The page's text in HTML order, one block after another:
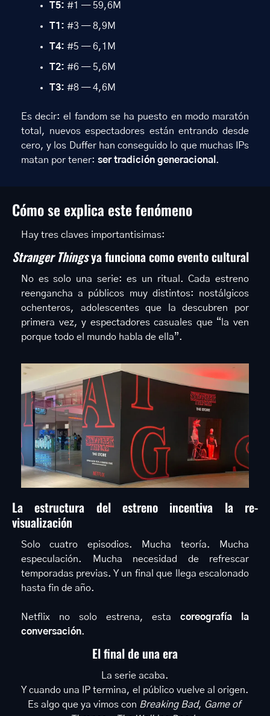
T5: #1 — 59,6M
T1: #3 — 8,9M
T4: #5 — 6,1M
T2: #6 — 5,6M
T3: #8 — 4,6M
Es decir: el fandom se ha puesto en modo maratón
total, nuevos espectadores están entrando desde
cero, y los Duffer han conseguido lo que muchas IPs
matan por tener: ser tradición generacional .
Cómo se explica este fenómeno
Hay tres claves importantisimas:
Stranger Things ya funciona como evento cultural
No es solo una serie: es un ritual. Cada estreno
reengancha a públicos muy distintos: nostálgicos
ochenteros, adolescentes que la descubren por
primera vez, y espectadores casuales que “la ven
porque todo el mundo habla de ella”.
La estructura del estreno incentiva la re-
visualización
Solo cuatro episodios. Mucha teoría. Mucha
especulación. Mucha necesidad de refrescar
temporadas previas. Y un final que llega escalonado
hasta fin de año.
Netflix no solo estrena, esta coreografía la
conversación.
El final de una era
La serie acaba.
Y cuando una IP termina, el público vuelve al origen.
Es algo que ya vimos con Breaking Bad, Game of